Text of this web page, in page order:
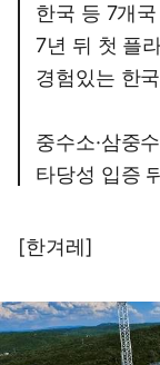
한국 등 7개
7년 뒤 첫 플
경험있는 한
중수소·삼중
타당성 입증
[한겨레]